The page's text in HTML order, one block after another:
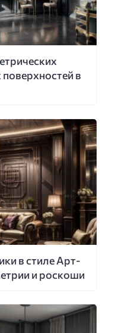
в
в стиле Арт-
и роскоши